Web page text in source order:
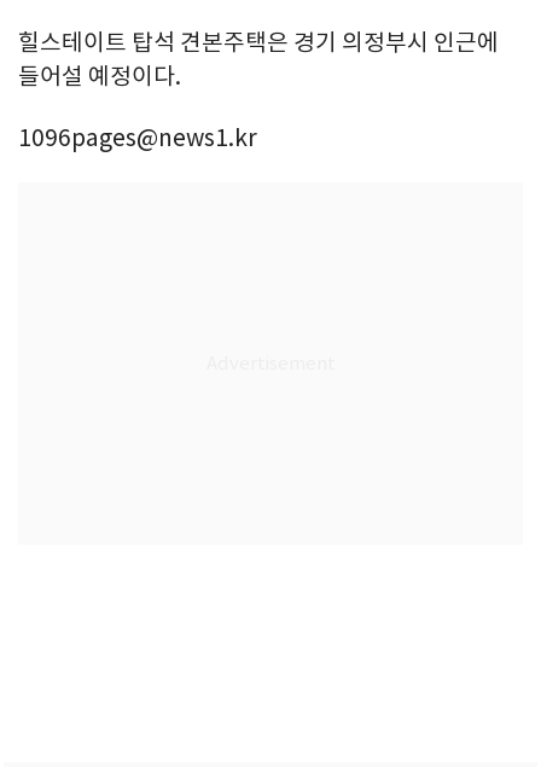
힐스테이트 탑석 견본주택은 경기 의정부시 인근에
들어설 예정이다.
1096pages@news1.kr